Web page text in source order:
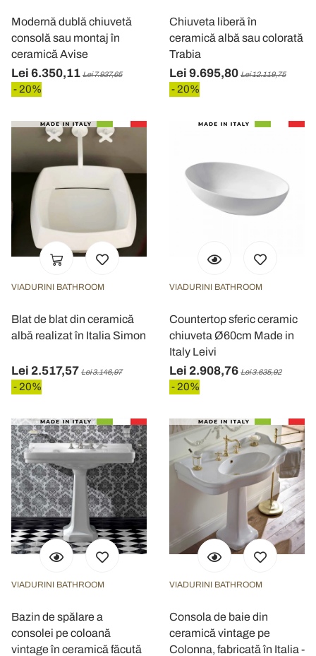
Modernă dublă chiuvetă
consolă sau montaj în
ceramică Avise
Lei 6.350,11 Lei 7.937,65
- 20%
Chiuveta liberă în
ceramică albă sau colorată
Trabia
Lei 9.695,80 Lei 12.119,75
- 20%
VIADURINI BATHROOM
Blat de blat din ceramică
albă realizat în Italia Simon
Lei 2.517,57 Lei 3.146,97
- 20%
VIADURINI BATHROOM
Countertop sferic ceramic
chiuveta Ø60cm Made in
Italy Leivi
Lei 2.908,76 Lei 3.635,92
- 20%
VIADURINI BATHROOM
Bazin de spălare a
consolei pe coloană
vintage în ceramică făcută
VIADURINI BATHROOM
Consola de baie din
ceramică vintage pe
Colonna, fabricată în Italia -